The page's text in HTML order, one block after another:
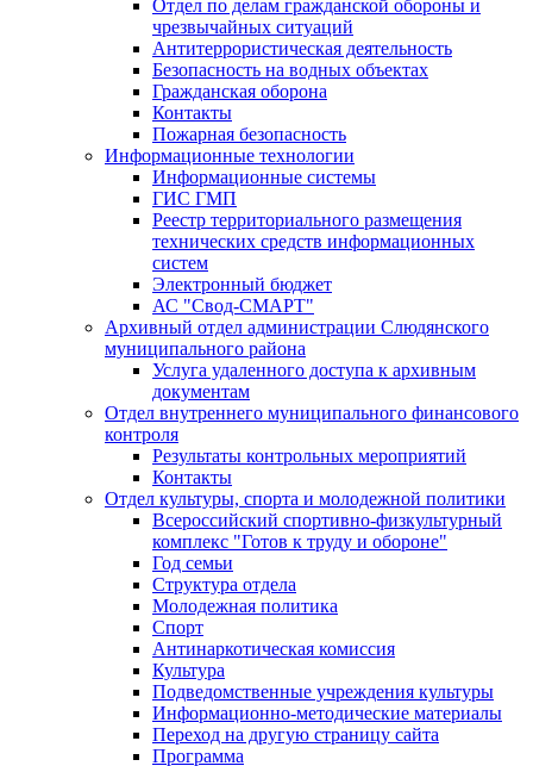
Отдел по делам гражданской обороны и
чрезвычайных ситуаций
Антитеррористическая деятельность
Безопасность на водных объектах
Гражданская оборона
Контакты
Пожарная безопасность
Информационные технологии
Информационные системы
ГИС ГМП
Реестр территориального размещения
технических средств информационных
систем
Электронный бюджет
АС "Свод-СМАРТ"
Архивный отдел администрации Слюдянского
муниципального района
Услуга удаленного доступа к архивным
документам
Отдел внутреннего муниципального финансового
контроля
Результаты контрольных мероприятий
Контакты
Отдел культуры, спорта и молодежной политики
Всероссийский спортивно-физкультурный
комплекс "Готов к труду и обороне"
Год семьи
Структура отдела
Молодежная политика
Спорт
Антинаркотическая комиссия
Культура
Подведомственные учреждения культуры
Информационно-методические материалы
Переход на другую страницу сайта
Программа